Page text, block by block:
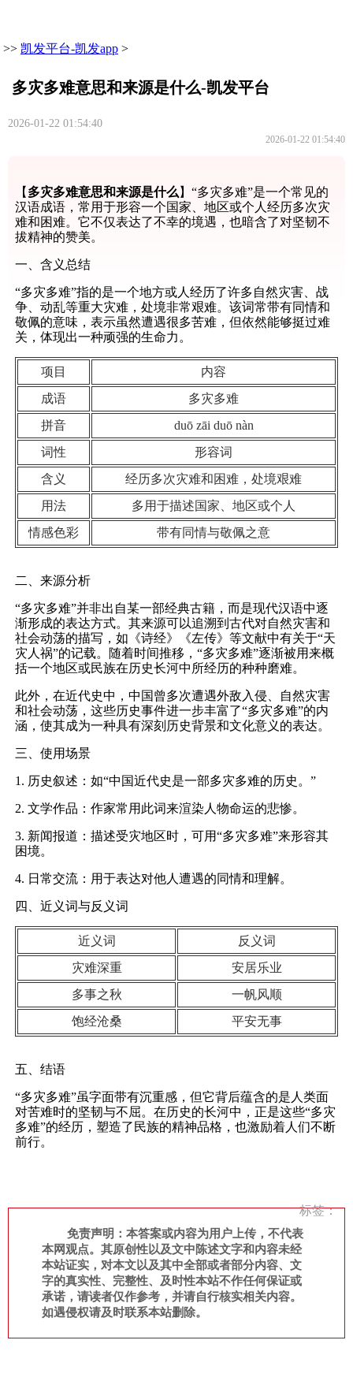
>> 凯发平台-凯发app >
多灾多难意思和来源是什么-凯发平台
2026-01-22 01:54:40
2026-01-22 01:54:40
【 多灾多难意思和来源是什么 】“多灾多难”是一个常见的
汉语成语，常用于形容一个国家、地区或个人经历多次灾
难和困难。它不仅表达了不幸的境遇，也暗含了对坚韧不
拔精神的赞美。
一、含义总结
“多灾多难”指的是一个地方或人经历了许多自然灾害、战
争、动乱等重大灾难，处境非常艰难。该词常带有同情和
敬佩的意味，表示虽然遭遇很多苦难，但依然能够挺过难
关，体现出一种顽强的生命力。
项目
内容
成语
多灾多难
拼音
duō zāi duō nàn
词性
形容词
含义
经历多次灾难和困难，处境艰难
用法
多用于描述国家、地区或个人
情感色彩
带有同情与敬佩之意
二、来源分析
“多灾多难”并非出自某一部经典古籍，而是现代汉语中逐
渐形成的表达方式。其来源可以追溯到古代对自然灾害和
社会动荡的描写，如《诗经》《左传》等文献中有关于“天
灾人祸”的记载。随着时间推移，“多灾多难”逐渐被用来概
括一个地区或民族在历史长河中所经历的种种磨难。
此外，在近代史中，中国曾多次遭遇外敌入侵、自然灾害
和社会动荡，这些历史事件进一步丰富了“多灾多难”的内
涵，使其成为一种具有深刻历史背景和文化意义的表达。
三、使用场景
1. 历史叙述：如“中国近代史是一部多灾多难的历史。”
2. 文学作品：作家常用此词来渲染人物命运的悲惨。
3. 新闻报道：描述受灾地区时，可用“多灾多难”来形容其
困境。
4. 日常交流：用于表达对他人遭遇的同情和理解。
四、近义词与反义词
近义词
反义词
灾难深重
安居乐业
多事之秋
一帆风顺
饱经沧桑
平安无事
五、结语
“多灾多难”虽字面带有沉重感，但它背后蕴含的是人类面
对苦难时的坚韧与不屈。在历史的长河中，正是这些“多灾
多难”的经历，塑造了民族的精神品格，也激励着人们不断
前行。
标签：
免责声明：本答案或内容为用户上传，不代表
本网观点。其原创性以及文中陈述文字和内容未经
本站证实，对本文以及其中全部或者部分内容、文
字的真实性、完整性、及时性本站不作任何保证或
承诺，请读者仅作参考，并请自行核实相关内容。
如遇侵权请及时联系本站删除。